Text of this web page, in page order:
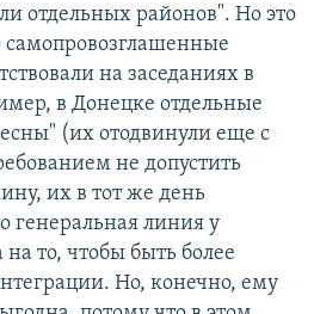
отдельных районов". Но это
самопровозглашенные
на заседаниях в
в Донецке отдельные
(их отодвинули еще с
не допустить
их в тот же день
генеральная линия у
то, чтобы быть более
Но, конечно, ему